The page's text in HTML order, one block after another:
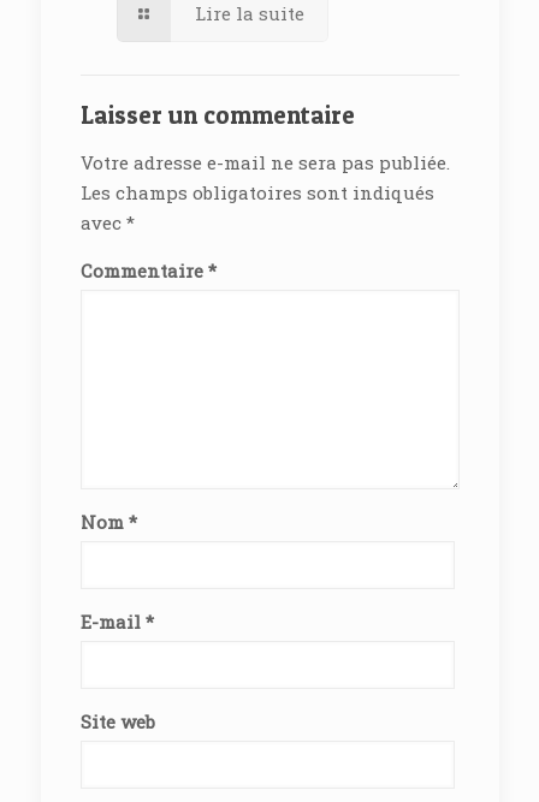
Lire la suite
Laisser un commentaire
Votre adresse e-mail ne sera pas publiée.
Les champs obligatoires sont indiqués
avec *
Commentaire *
Nom *
E-mail *
Site web